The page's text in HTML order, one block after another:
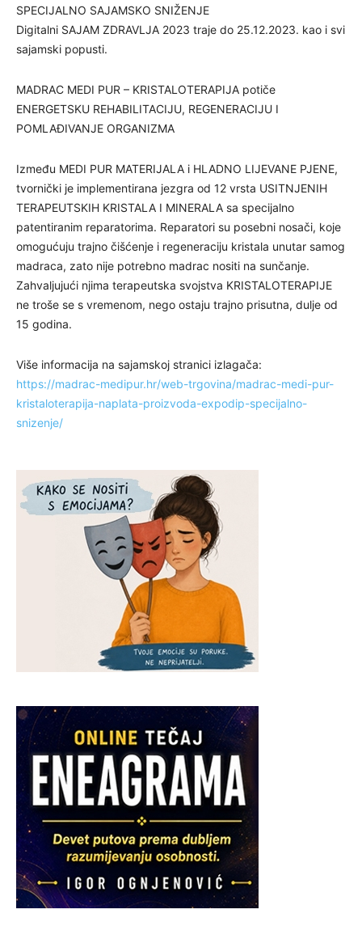
SPECIJALNO SAJAMSKO SNIŽENJE
Digitalni SAJAM ZDRAVLJA 2023 traje do 25.12.2023. kao i svi
sajamski popusti.
MADRAC MEDI PUR – KRISTALOTERAPIJA potiče
ENERGETSKU REHABILITACIJU, REGENERACIJU I
POMLAĐIVANJE ORGANIZMA
Između MEDI PUR MATERIJALA i HLADNO LIJEVANE PJENE,
tvornički je implementirana jezgra od 12 vrsta USITNJENIH
TERAPEUTSKIH KRISTALA I MINERALA sa specijalno
patentiranim reparatorima. Reparatori su posebni nosači, koje
omogućuju trajno čišćenje i regeneraciju kristala unutar samog
madraca, zato nije potrebno madrac nositi na sunčanje.
Zahvaljujući njima terapeutska svojstva KRISTALOTERAPIJE
ne troše se s vremenom, nego ostaju trajno prisutna, dulje od
15 godina.
Više informacija na sajamskoj stranici izlagača:
https://madrac-medipur.hr/web-trgovina/madrac-medi-pur-
kristaloterapija-naplata-proizvoda-expodip-specijalno-
snizenje/